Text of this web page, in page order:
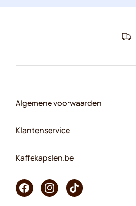
Algemene voorwaarden
Klantenservice
Kaffekapslen.be